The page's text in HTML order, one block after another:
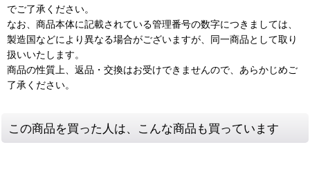
でご了承ください。
なお、商品本体に記載されている管理番号の数字につきましては、
製造国などにより異なる場合がございますが、同一商品として取り
扱いいたします。
商品の性質上、返品・交換はお受けできませんので、あらかじめご
了承ください。
この商品を買った人は、こんな商品も買っています